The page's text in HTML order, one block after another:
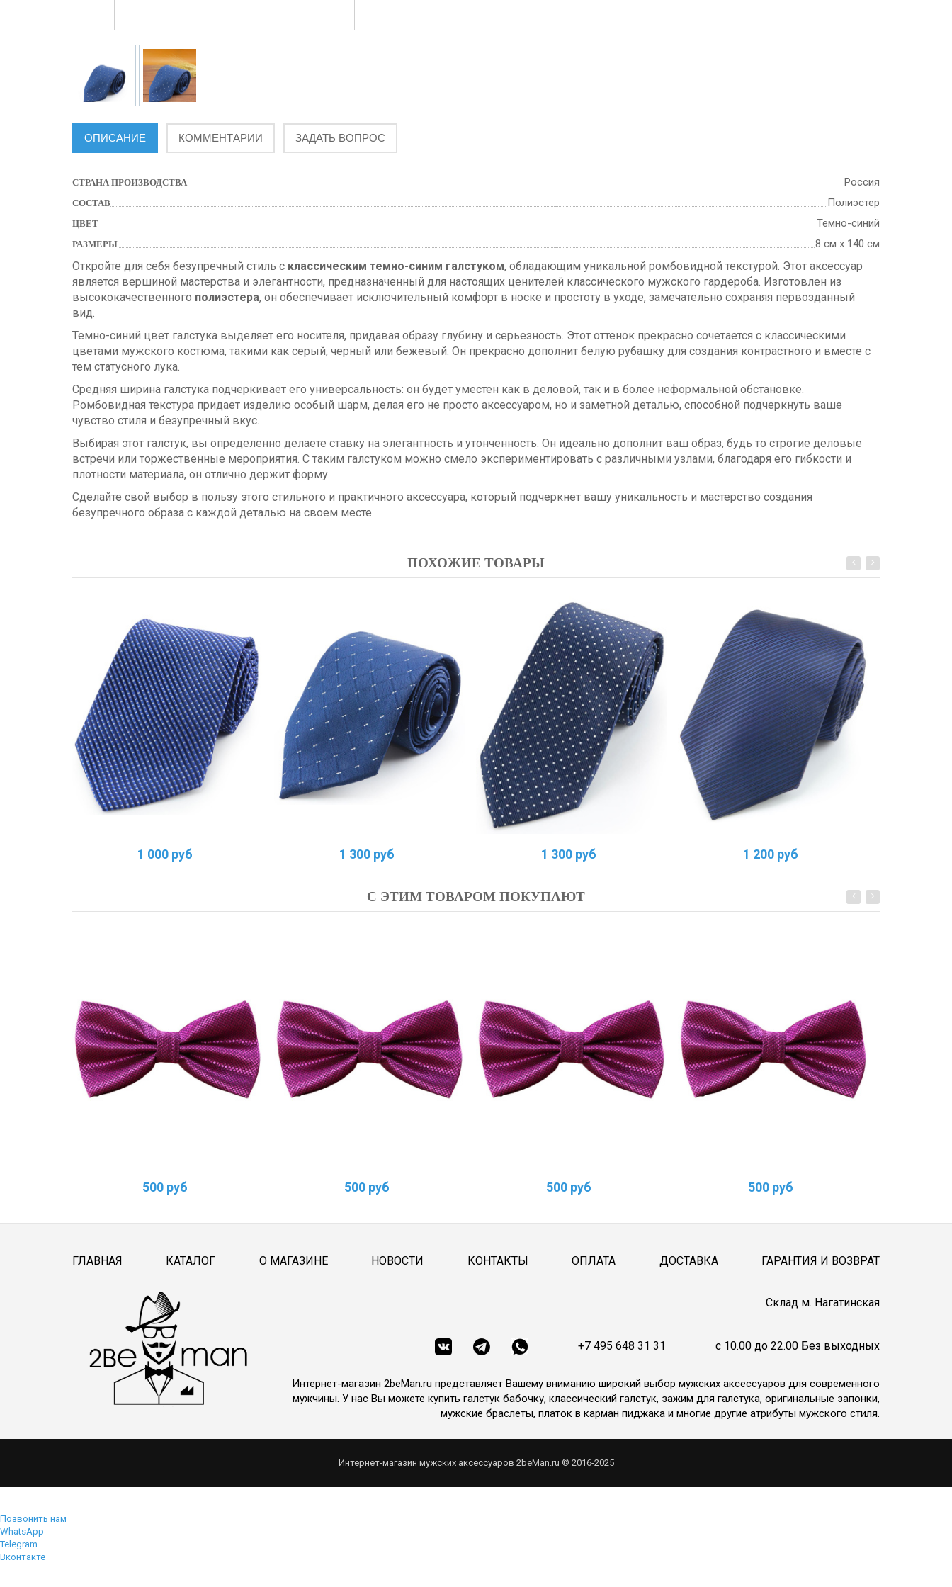
ОПИСАНИЕ КОММЕНТАРИИ ЗАДАТЬ ВОПРОС
СТРАНА ПРОИЗВОДСТВА Россия
СОСТАВ Полиэстер
ЦВЕТ Темно-синий
РАЗМЕРЫ 8 см х 140 см
Откройте для себя безупречный стиль с классическим темно-синим галстуком, обладающим уникальной ромбовидной текстурой. Этот аксессуар
является вершиной мастерства и элегантности, предназначенный для настоящих ценителей классического мужского гардероба. Изготовлен из
высококачественного полиэстера, он обеспечивает исключительный комфорт в носке и простоту в уходе, замечательно сохраняя первозданный
вид.
Темно-синий цвет галстука выделяет его носителя, придавая образу глубину и серьезность. Этот оттенок прекрасно сочетается с классическими
цветами мужского костюма, такими как серый, черный или бежевый. Он прекрасно дополнит белую рубашку для создания контрастного и вместе с
тем статусного лука.
Средняя ширина галстука подчеркивает его универсальность: он будет уместен как в деловой, так и в более неформальной обстановке.
Ромбовидная текстура придает изделию особый шарм, делая его не просто аксессуаром, но и заметной деталью, способной подчеркнуть ваше
чувство стиля и безупречный вкус.
Выбирая этот галстук, вы определенно делаете ставку на элегантность и утонченность. Он идеально дополнит ваш образ, будь то строгие деловые
встречи или торжественные мероприятия. С таким галстуком можно смело экспериментировать с различными узлами, благодаря его гибкости и
плотности материала, он отлично держит форму.
Сделайте свой выбор в пользу этого стильного и практичного аксессуара, который подчеркнет вашу уникальность и мастерство создания
безупречного образа с каждой деталью на своем месте.
ПОХОЖИЕ ТОВАРЫ
1 000 руб 1 300 руб 1 300 руб 1 200 руб
С ЭТИМ ТОВАРОМ ПОКУПАЮТ
500 руб 500 руб 500 руб 500 руб
ГЛАВНАЯ КАТАЛОГ О МАГАЗИНЕ НОВОСТИ КОНТАКТЫ ОПЛАТА ДОСТАВКА ГАРАНТИЯ И ВОЗВРАТ
Cклад м. Нагатинская
+7 495 648 31 31 c 10.00 до 22.00 Без выходных
Интернет-магазин 2beMan.ru представляет Вашему вниманию широкий выбор мужских аксессуаров для современного
мужчины. У нас Вы можете купить галстук бабочку, классический галстук, зажим для галстука, оригинальные запонки,
мужские браслеты, платок в карман пиджака и многие другие атрибуты мужского стиля.
Интернет-магазин мужских аксессуаров 2beMan.ru © 2016-2025
Позвонить нам
WhatsApp
Telegram
Вконтакте